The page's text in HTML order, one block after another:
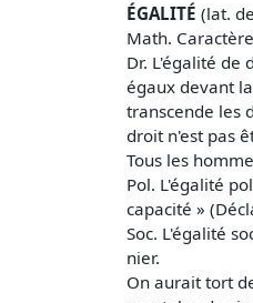
ÉGALITÉ (lat.
Math.
Dr. L'égalité de
égaux devant
transcende les
droit n'est pas
Tous les
Pol. L'égalité
capacité »
Soc. L'égalité
nier.
On aurait tort